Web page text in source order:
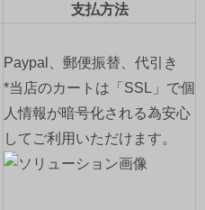
支払方法
Paypal、郵便振替、代引き
*当店のカートは「SSL」で個
人情報が暗号化される為安心
してご利用いただけます。